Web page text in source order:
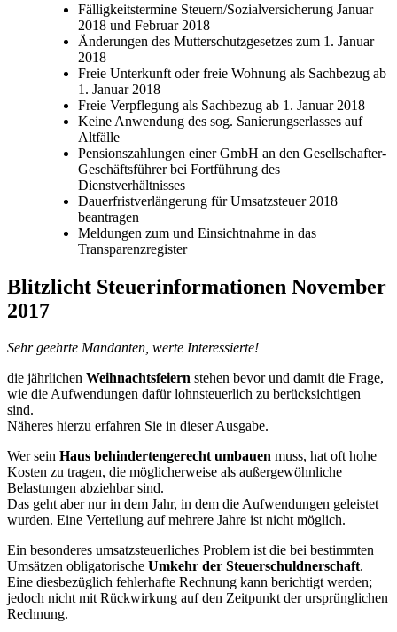
Fälligkeitstermine Steuern/Sozialversicherung Januar
2018 und Februar 2018
Änderungen des Mutterschutzgesetzes zum 1. Januar
2018
Freie Unterkunft oder freie Wohnung als Sachbezug ab
1. Januar 2018
Freie Verpflegung als Sachbezug ab 1. Januar 2018
Keine Anwendung des sog. Sanierungserlasses auf
Altfälle
Pensionszahlungen einer GmbH an den Gesellschafter-
Geschäftsführerbei Fortführung des
Dienstverhältnisses
Dauerfristverlängerung für Umsatzsteuer 2018
beantragen
Meldungen zum und Einsichtnahme in das
Transparenzregister
Blitzlicht Steuerinformationen November
2017
Sehr geehrte Mandanten, werte Interessierte!
die jährlichen Weihnachtsfeiern stehen bevor und damit die Frage,
wie die Aufwendungen dafür lohnsteuerlich zu berücksichtigen
sind.
Näheres hierzu erfahren Sie in dieser Ausgabe.
Wer sein Haus behindertengerecht umbauen muss, hat oft hohe
Kosten zu tragen, die möglicherweise als außergewöhnliche
Belastungen abziehbar sind.
Das geht aber nur in dem Jahr, in dem die Aufwendungen geleistet
wurden. Eine Verteilung auf mehrere Jahre ist nicht möglich.
Ein besonderes umsatzsteuerliches Problem ist die bei bestimmten
Umsätzen obligatorische Umkehr der Steuerschuldnerschaft.
Eine diesbezüglich fehlerhafte Rechnung kann berichtigt werden;
jedoch nicht mit Rückwirkung auf den Zeitpunkt der ursprünglichen
Rechnung.